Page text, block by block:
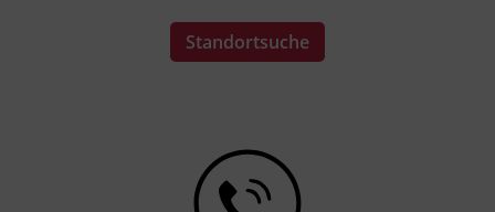
Standortsuche